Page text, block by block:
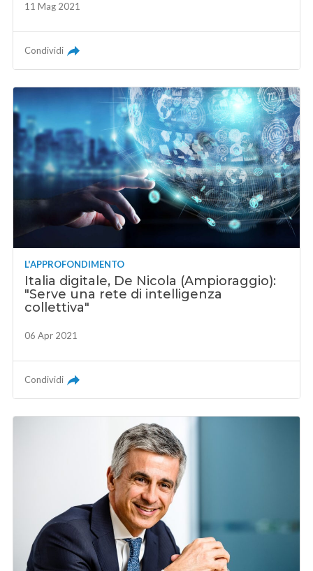
11 Mag 2021
Condividi
L'APPROFONDIMENTO
Italia digitale, De Nicola (Ampioraggio):
"Serve una rete di intelligenza
collettiva"
06 Apr 2021
Condividi